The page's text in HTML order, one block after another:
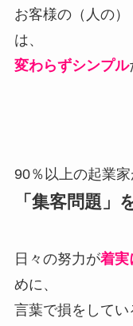
お客様の（人の
は、
変わらずシンプル
90％以上の起業
「集客問題」
日々の努力が着実
めに、
言葉で損をして